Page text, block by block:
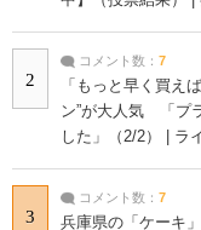
2
コメント数： 7
「もっと早く買え
ン”が大人気 「プ
した」（2/2） | ラ
3
コメント数： 7
兵庫県の「ケーキ